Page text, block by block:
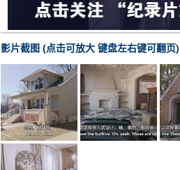
影片截图 (点击可放大 键盘左右键可翻页)